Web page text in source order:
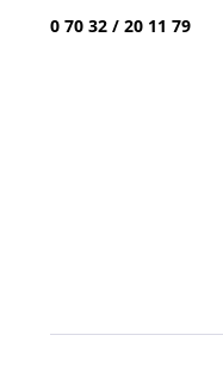
0 70 32 / 20 11 79